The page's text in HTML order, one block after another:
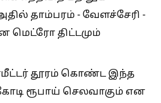
தாம்பரம் - வேளச்சேரி -
மெட்ரோ திட்டமும்
தூரம் கொண்ட இந்த
கோடி ரூபாய் செலவாகும் என